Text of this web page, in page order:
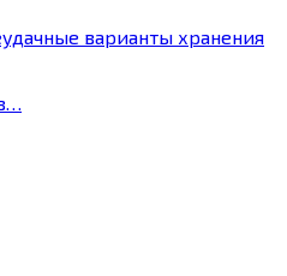
варианты хранения